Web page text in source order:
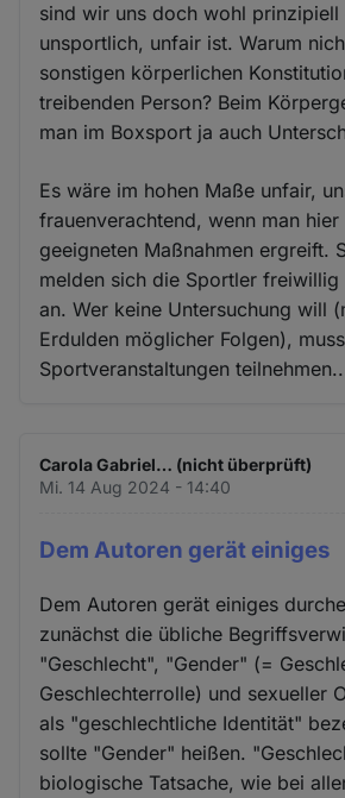
sind wir uns doch wohl prinzipiell
unsportlich, unfair ist. Warum
sonstigen körperlichen
treibenden Person? Beim
man im Boxsport ja auch
Es wäre im hohen Maße unfair,
frauenverachtend, wenn man hier
geeigneten Maßnahmen ergreift.
melden sich die Sportler
an. Wer keine Untersuchung will
Erdulden möglicher Folgen),
Sportveranstaltungen
Carola Gabriel… (nicht überprüft)
Mi. 14 Aug 2024 - 14:40
Dem Autoren gerät einiges
Dem Autoren gerät einiges
zunächst die übliche
"Geschlecht", "Gender" (=
Geschlechterrolle) und sexueller
als "geschlechtliche Identität"
sollte "Gender" heißen.
biologische Tatsache, wie bei